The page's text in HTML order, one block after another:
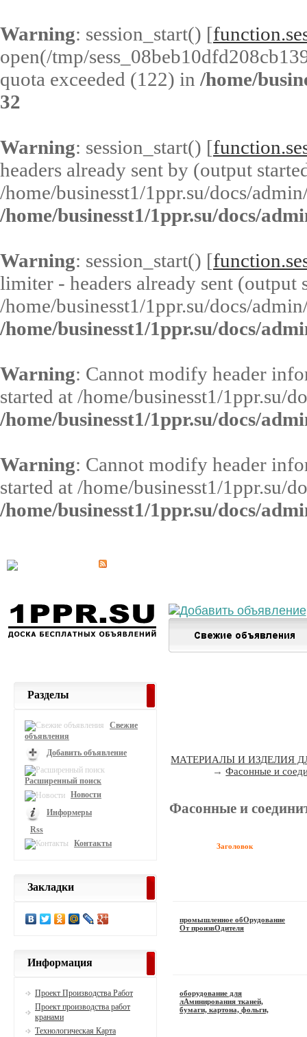
Warning: session_start() [
open(/tmp/
quota exceeded (122) in /home/
32
Warning: session_start() [
headers already sent by (output
/home/businesst1/1ppr.su/docs/
/home/businesst1/1ppr.su/docs/
Warning: session_start() [
limiter - headers already sent (output
/home/businesst1/1ppr.su/docs/
/home/businesst1/1ppr.su/docs/
Warning: Cannot modify header
started at /home/businesst1/1ppr.su/
/home/businesst1/1ppr.su/docs/
Warning: Cannot modify header
started at /home/businesst1/1ppr.su/
/home/businesst1/1ppr.su/docs/
МАТЕРИАЛЫ И ИЗДЕЛИЯ
→Фасонные и
Фасонные и
Заголовок
промышленное обОрудование
От произвОдителя
оборудование для
лАминирования тканей,
бумаги, картона, фольги,
Разделы
Свежие
объявления
Добавить объявление
Расширенный поиск
Новости
Информеры
Rss
Контакты
Закладки
Информация
Проект Производства Работ
Проект производства работ
кранами
Технологическая Карта